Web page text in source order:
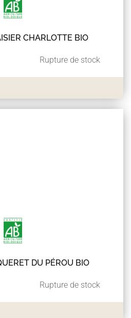
CHARLOTTE BIO
Rupture de stock
DU PÉROU BIO
Rupture de stock